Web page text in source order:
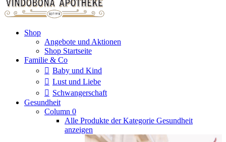
Shop
Angebote und Aktionen
Shop Startseite
Familie & Co
Baby und Kind
Lust und Liebe
Schwangerschaft
Gesundheit
Column 0
Alle Produkte der Kategorie Gesundheit
anzeigen